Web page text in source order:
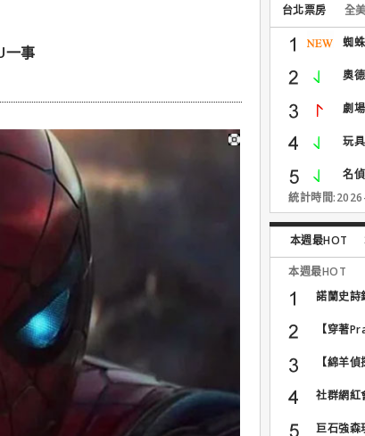
一事
台北票房 全
蜘
奧
劇
玩
名
統計時間
本週最HOT
本週最HOT
諾蘭史詩
【穿著
【綿羊
社群網紅
巨石強